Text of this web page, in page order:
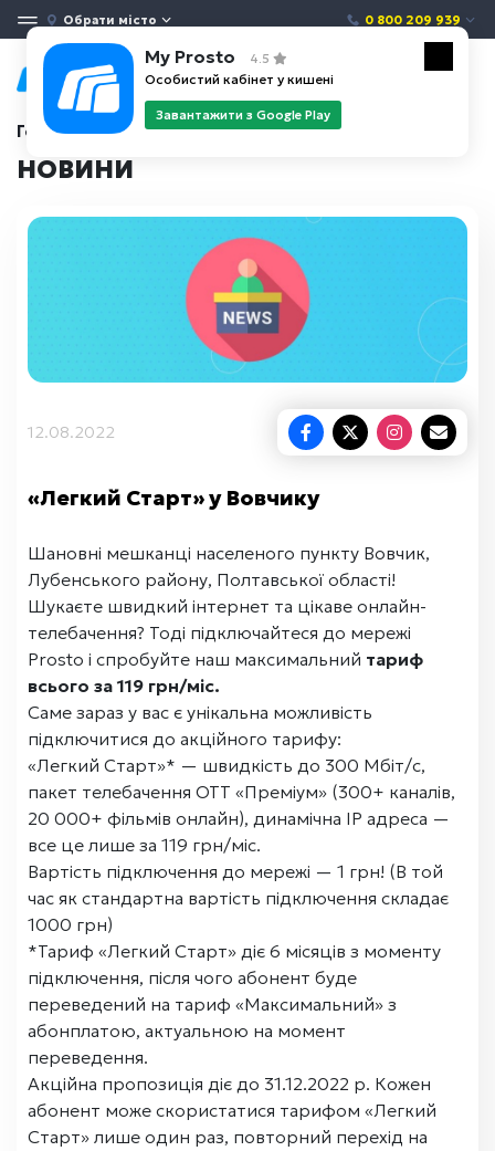
Обрати місто 0 800 209 939
Головна Новини
НОВИНИ
12.08.2022
«Легкий Старт» у Вовчику
Шановні мешканці населеного пункту Вовчик,
Лубенського району, Полтавської області!
Шукаєте швидкий інтернет та цікаве онлайн-
телебачення? Тоді підключайтеся до мережі
Prosto і спробуйте наш максимальний тариф
всього за 119 грн/міс.
Саме зараз у вас є унікальна можливість
підключитися до акційного тарифу:
«Легкий Старт»* — швидкість до 300 Мбіт/с,
пакет телебачення ОТТ «Преміум» (300+ каналів,
20 000+ фільмів онлайн), динамічна IP адреса —
все це лише за 119 грн/міс.
Вартість підключення до мережі — 1 грн! (В той
час як стандартна вартість підключення складає
1000 грн)
*Тариф «Легкий Старт» діє 6 місяців з моменту
підключення, після чого абонент буде
переведений на тариф «Максимальний» з
абонплатою, актуальною на момент
переведення.
Акційна пропозиція діє до 31.12.2022 р. Кожен
абонент може скористатися тарифом «Легкий
Старт» лише один раз, повторний перехід на
My Prosto 4.5
Особистий кабінет у кишені
Завантажити з Google Play